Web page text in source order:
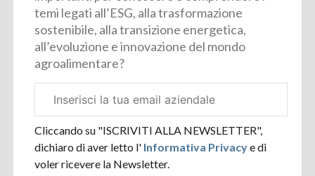
temi legati all’ESG, alla trasformazione
sostenibile, alla transizione energetica,
all’evoluzione e innovazione del mondo
agroalimentare?
aziendale
Cliccando su "ISCRIVITI ALLA NEWSLETTER",
dichiaro di aver letto l' Informativa Privacye di
voler ricevere la Newsletter.